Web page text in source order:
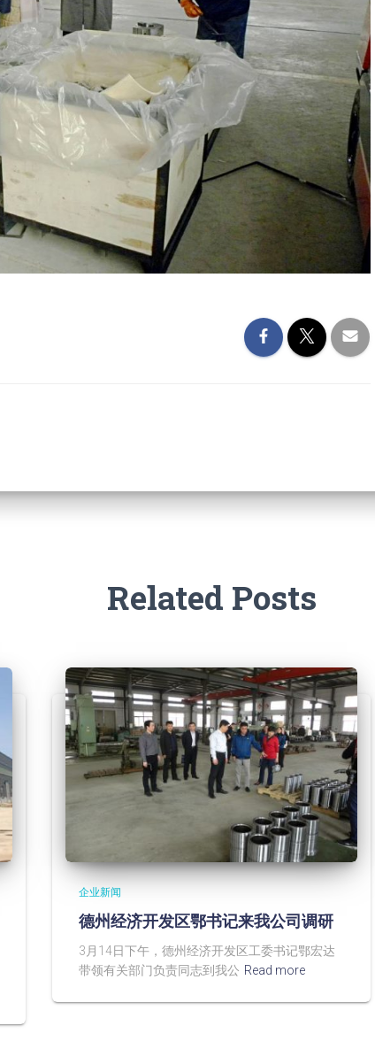
Related Posts
企业新闻
德州经济开发区鄂书记来我公司调研
3月14日下午，德州经济开发区工委书记鄂宏达
带领有关部门负责同志到我公 Read more